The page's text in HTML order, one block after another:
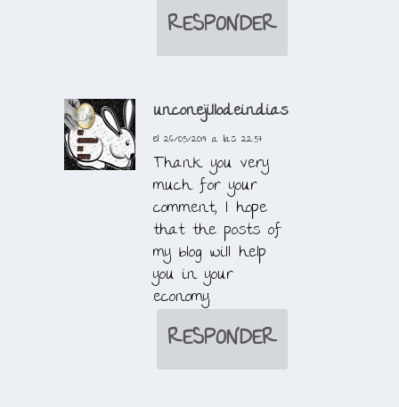
RESPONDER
unconejillodeindias
el 26/05/2019 a las 22:57
Thank you very
much for your
comment, I hope
that the posts of
my blog will help
you in your
economy.
RESPONDER